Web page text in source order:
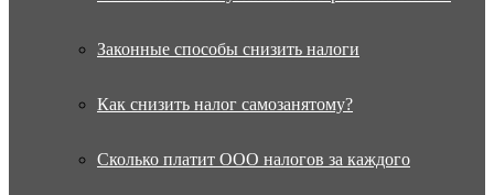
Законные способы снизить налоги
Как снизить налог самозанятому?
Сколько платит ООО налогов за каждого